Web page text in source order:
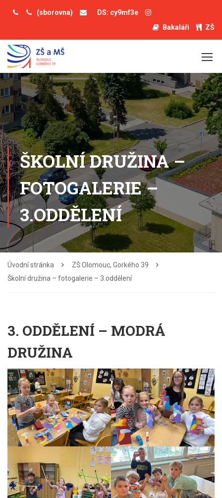
(sborovna)
DS: cy9mf3e
Bakaláři
ZŠ
ŠKOLNÍ DRUŽINA –
FOTOGALERIE –
3.ODDĚLENÍ
Úvodní stránka
ZŠ Olomouc, Gorkého 39
Školní družina – fotogalerie – 3.oddělení
3. ODDĚLENÍ – MODRÁ
DRUŽINA